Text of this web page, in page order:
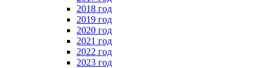
2018 год
2019 год
2020 год
2021 год
2022 год
2023 год